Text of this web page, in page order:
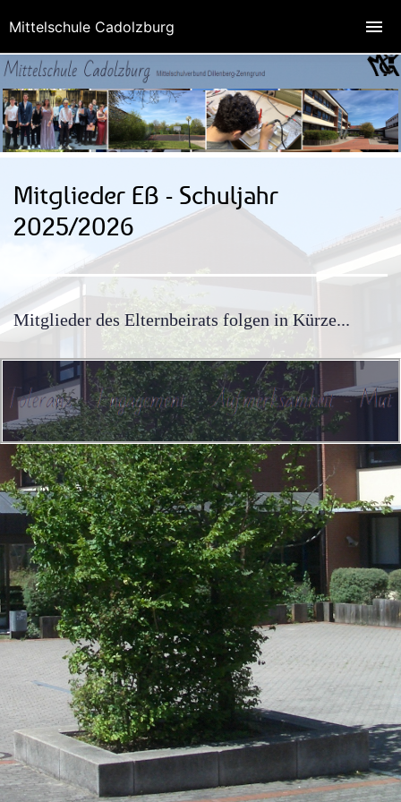
Mitglieder EB - Schuljahr
2025/2026
Mitglieder des Elternbeirats folgen in Kürze...
Mittelschule Cadolzburg